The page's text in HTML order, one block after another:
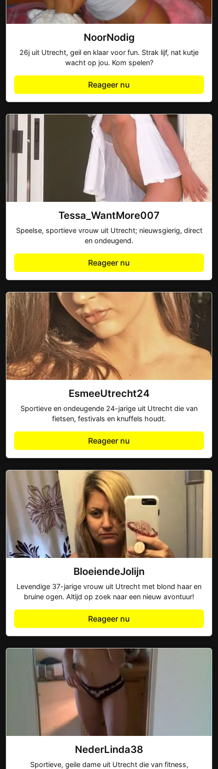
NoorNodig
26j uit Utrecht, geil en klaar voor fun. Strak lijf, nat kutje
wacht op jou. Kom spelen?
Reageer nu
Tessa_WantMore007
Speelse, sportieve vrouw uit Utrecht; nieuwsgierig, direct
en ondeugend.
Reageer nu
EsmeeUtrecht24
Sportieve en ondeugende 24-jarige uit Utrecht die van
fietsen, festivals en knuffels houdt.
Reageer nu
BloeiendeJolijn
Levendige 37-jarige vrouw uit Utrecht met blond haar en
bruine ogen. Altijd op zoek naar een nieuw avontuur!
Reageer nu
NederLinda38
Sportieve, geile dame uit Utrecht die van fitness,